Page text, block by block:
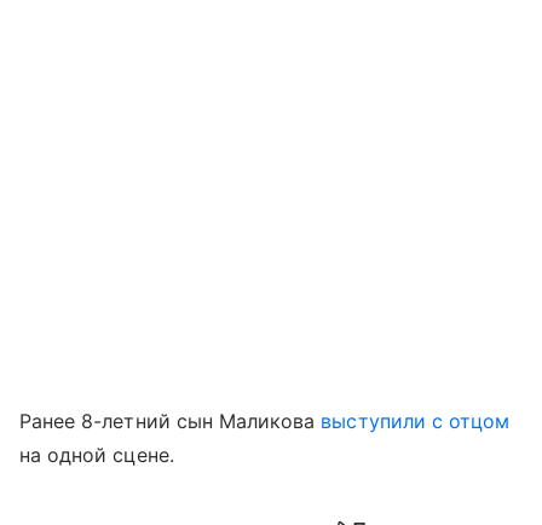
Ранее 8-летний сын Маликова выступили с отцом
на одной сцене.